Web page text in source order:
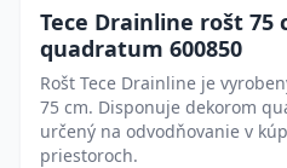
Tece Drainline rošt 75
quadratum 600850
Rošt Tece Drainline je
75 cm. Disponuje dekorom
určený na odvodňovanie v
priestoroch.